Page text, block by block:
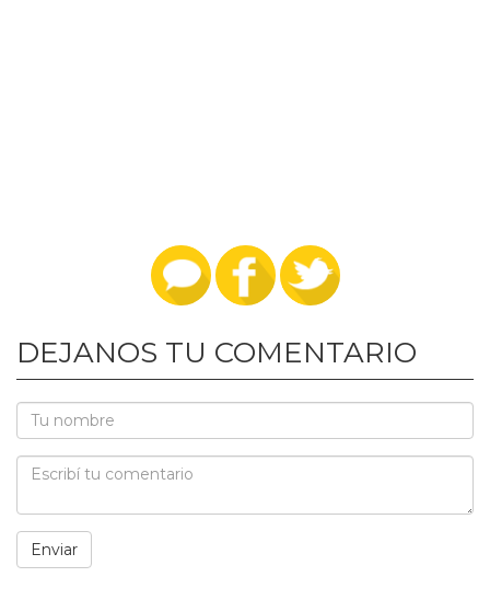
DEJANOS TU COMENTARIO